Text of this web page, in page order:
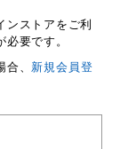
ンストアをご利
必要です。
、 新規会員登